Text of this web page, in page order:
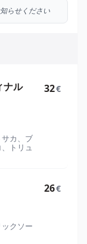
らせください
ナル
カ、ブ
トリュ
32€
クソー
26€